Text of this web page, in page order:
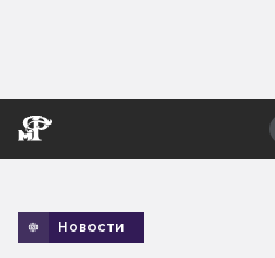
Новости